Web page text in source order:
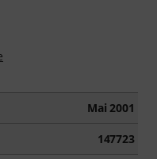
Mai 2001
147723